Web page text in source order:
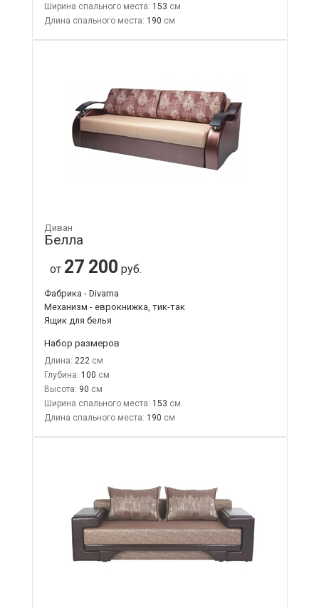
Ширина спального места: 153
Длина спального места: 190
Диван
Белла
от 27 200 руб.
Фабрика - Divama
Механизм - еврокнижка, тик-так
Ящик для белья
Набор размеров
Длина: 222
Глубина: 100
Высота: 90
Ширина спального места: 153
Длина спального места: 190